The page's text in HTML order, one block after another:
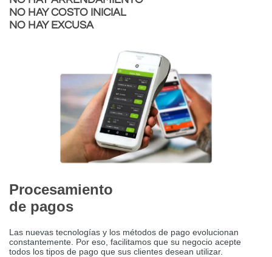
NO HAY COSTO INICIAL
NO HAY EXCUSA
Procesamiento
de pagos
Las nuevas tecnologías y los métodos de pago evolucionan
constantemente. Por eso, facilitamos que su negocio acepte
todos los tipos de pago que sus clientes desean utilizar.